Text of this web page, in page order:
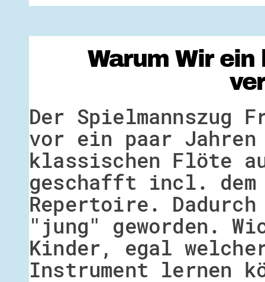
Warum Wir
Der Spielmannszug
vor ein paar Jahren
klassischen Flöte
geschafft incl. dem
Repertoire.
"jung" geworden.
Kinder, egal
Instrument lernen